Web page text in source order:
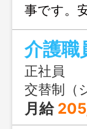
事です。
にピッタ
介護職
正社員
交替制（シフト制）に
月給 205,500円〜